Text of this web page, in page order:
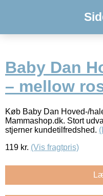
Baby Dan
– mellow
Køb Baby Dan Hoved-/
Mammashop.dk. Stort
stjerner kundetilfredshed.
119 kr. (Vis fragtpris)